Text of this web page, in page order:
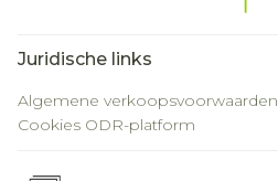
Juridische links
Algemene verkoopsvoorwaarden
Cookies ODR-platform